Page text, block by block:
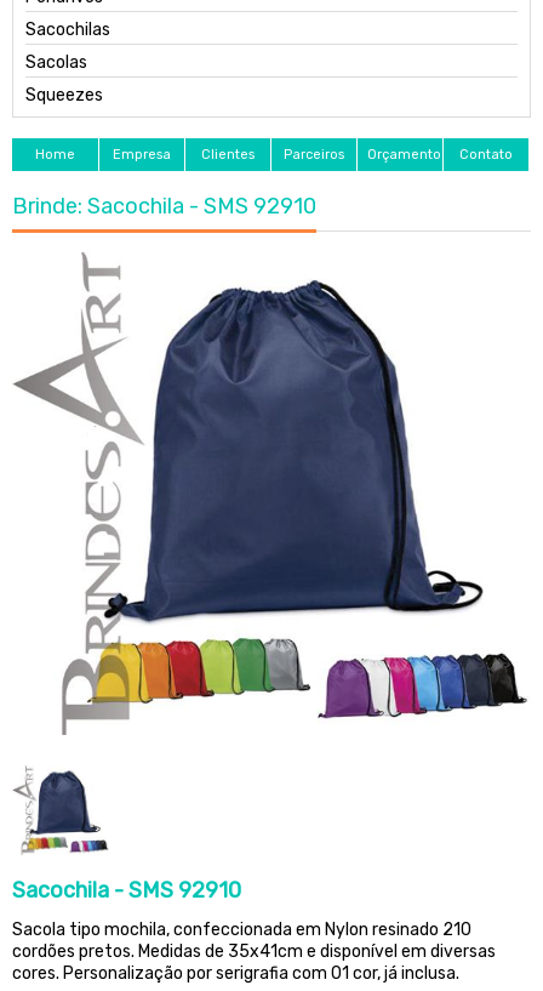
Sacochilas
Sacolas
Squeezes
Home Empresa Clientes Parceiros Orçamento Contato
Brinde: Sacochila - SMS 92910
Sacochila - SMS 92910
Sacola tipo mochila, confeccionada em Nylon resinado 210
cordões pretos. Medidas de 35x41cm e disponível em diversas
cores. Personalização por serigrafia com 01 cor, já inclusa.